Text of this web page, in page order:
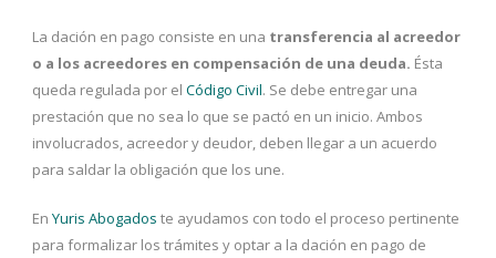
La dación en pago consiste en una transferencia al acreedor
o a los acreedores en compensación de una deuda. Ésta
queda regulada por el Código Civil. Se debe entregar una
prestación que no sea lo que se pactó en un inicio. Ambos
involucrados, acreedor y deudor, deben llegar a un acuerdo
para saldar la obligación que los une.
En Yuris Abogados te ayudamos con todo el proceso pertinente
para formalizar los trámites y optar a la dación en pago de